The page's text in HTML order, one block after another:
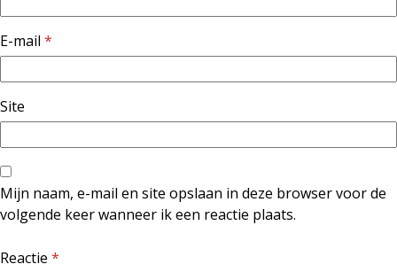
E-mail *
Site
Mijn naam, e-mail en site opslaan in deze browser voor de
volgende keer wanneer ik een reactie plaats.
Reactie *